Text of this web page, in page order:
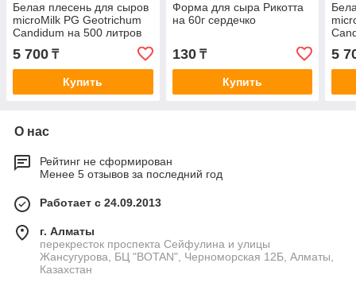
Белая плесень для сыров
microMilk PG Geotrichum
Candidum на 500 литров
5 700 ₸
Купить
Форма для сыра Рикотта
на 60г сердечко
130₸
Купить
5
О нас
Рейтинг не сформирован
Менее 5 отзывов за последний год
Работает с 24.09.2013
г. Алматы
перекресток проспекта Сейфулина и улицы
Жансугурова, БЦ "BOTAN", Черноморская 12Б, Алматы,
Казахстан